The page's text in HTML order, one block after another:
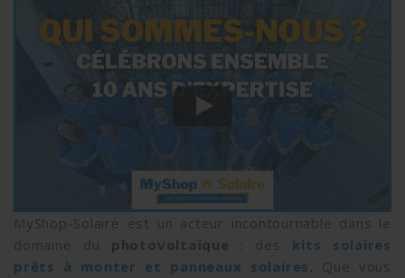
MyShop-Solaire est un acteur incontournable dans le
domaine du photovoltaïque : des kits solaires
prêts à monter et panneaux solaires . Que vous